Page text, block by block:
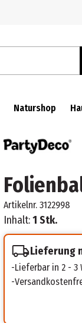
Naturshop
Artikelnr. 3122998
Inhalt:1 Stk.
Lieferung
Lieferbar in 2 - 3